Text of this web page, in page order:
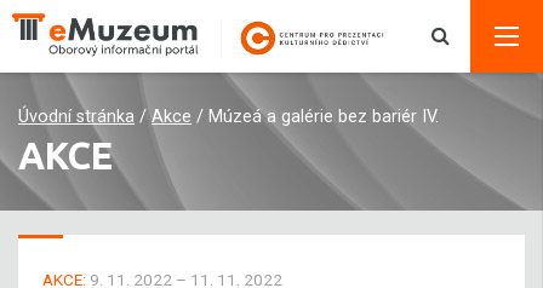
Úvodní stránka / Akce / Múzeá a galérie bez bariér IV.
AKCE
AKCE: 9. 11. 2022 – 11. 11. 2022